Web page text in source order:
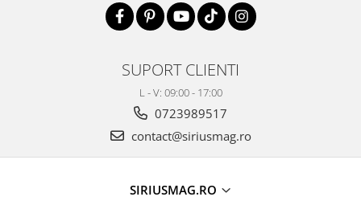
SUPORT CLIENTI
L - V: 09:00 - 17:00
0723989517
contact@siriusmag.ro
SIRIUSMAG.RO